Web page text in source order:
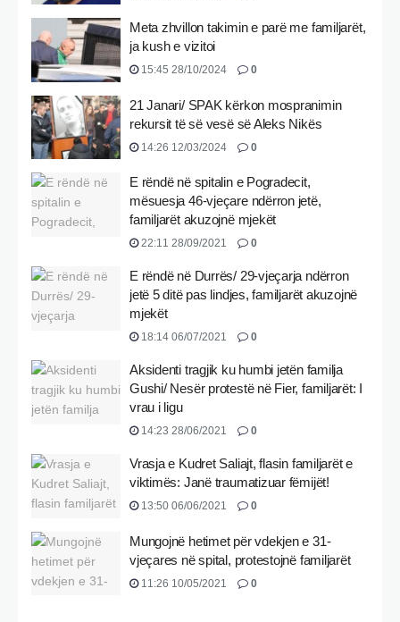
Meta zhvillon takimin e parë me familjarët,
ja kush e vizitoi
15:45 28/10/2024 0
21 Janari/ SPAK kërkon mospranimin
rekursit të së vesë së Aleks Nikës
14:26 12/03/2024 0
E rëndë në spitalin e Pogradecit,
mësuesja 46-vjeçare ndërron jetë,
familjarët akuzojnë mjekët
22:11 28/09/2021 0
E rëndë në Durrës/ 29-vjeçarja ndërron
jetë 5 ditë pas lindjes, familjarët akuzojnë
mjekët
18:14 06/07/2021 0
Aksidenti tragjik ku humbi jetën familja
Gushi/ Nesër protestë në Fier, familjarët: I
vrau i ligu
14:23 28/06/2021 0
Vrasja e Kudret Saliajt, flasin familjarët e
viktimës: Janë traumatizuar fëmijët!
13:50 06/06/2021 0
Mungojnë hetimet për vdekjen e 31-
vjeçares në spital, protestojnë familjarët
11:26 10/05/2021 0